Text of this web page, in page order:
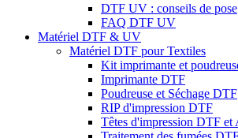
DTF UV : conseils de pose
FAQ DTF UV
Matériel DTF & UV
Matériel DTF pour Textiles
Kit imprimante et
Imprimante DTF
Poudreuse et Séchage DTF
RIP d'impression DTF
Têtes d'impression DTF et